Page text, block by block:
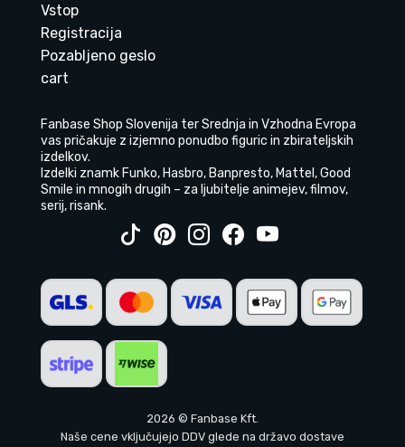
Vstop
Registracija
Pozabljeno geslo
cart
Fanbase Shop Slovenija ter Srednja in Vzhodna Evropa
vas pričakuje z izjemno ponudbo figuric in zbirateljskih
izdelkov.
Izdelki znamk Funko, Hasbro, Banpresto, Mattel, Good
Smile in mnogih drugih – za ljubitelje animejev, filmov,
serij, risank.
2026 © Fanbase Kft.
Naše cene vključujejo DDV glede na državo dostave